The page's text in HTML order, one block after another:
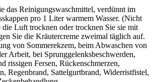
das Reinigungswaschmittel, verdünnt im
pro 1 Liter warmem Wasser. (Nicht
die Luft trocknen oder trocknen Sie sie mit
Sie die Kräutercreme zweimal täglich auf.
von Sommerekzem, beim Abwaschen von
Arbeit, bei Sprunggelenksbeschwerden,
rissigen Fersen, Rückenschmerzen,
Regenbrand, Sattelgurtbrand, Widerristfistel,